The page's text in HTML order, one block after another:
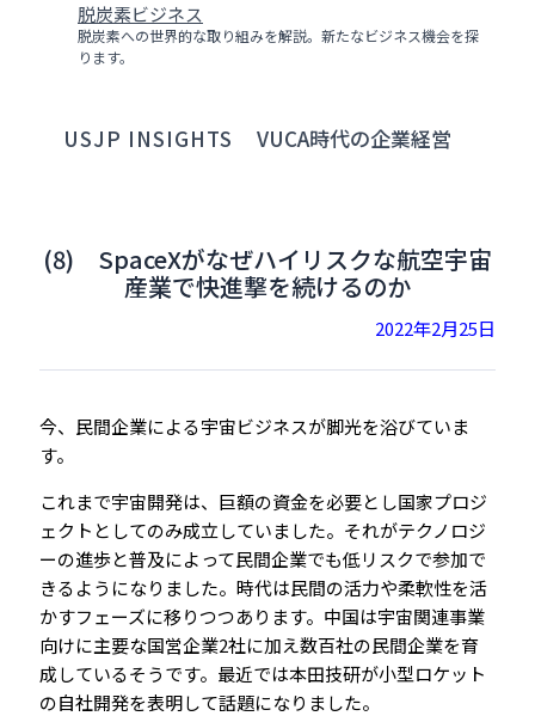
脱炭素ビジネス
脱炭素への世界的な取り組みを解説。新たなビジネス機会を探
ります。
USJP INSIGHTS VUCA時代の企業経営
(8) SpaceXがなぜハイリスクな航空宇宙
産業で快進撃を続けるのか
2022年2月25日
今、民間企業による宇宙ビジネスが脚光を浴びていま
す。
これまで宇宙開発は、巨額の資金を必要とし国家プロジ
ェクトとしてのみ成立していました。それがテクノロジ
ーの進歩と普及によって民間企業でも低リスクで参加で
きるようになりました。時代は民間の活力や柔軟性を活
かすフェーズに移りつつあります。中国は宇宙関連事業
向けに主要な国営企業2社に加え数百社の民間企業を育
成しているそうです。最近では本田技研が小型ロケット
の自社開発を表明して話題になりました。